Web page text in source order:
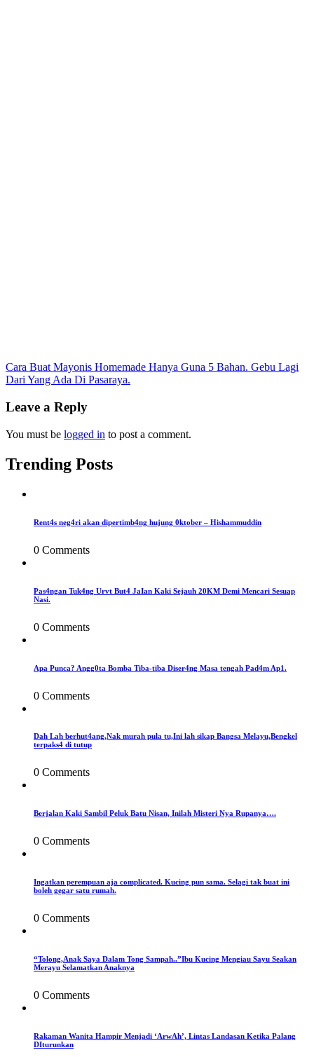
Post
navigation
Cara Buat Mayonis Homemade Hanya Guna 5 Bahan. Gebu Lagi
Dari Yang Ada Di Pasaraya.
Leave a Reply
You must be logged in to post a comment.
Trending Posts
Rent4s neg4ri akan dipertimb4ng hujung 0ktober – Hishammuddin
0 Comments
Pas4ngan Tuk4ng Urvt But4 JaIan Kaki Sejauh 20KM Demi Mencari Sesuap
Nasi.
0 Comments
Apa Punca? Angg0ta Bomba Tiba-tiba Diser4ng Masa tengah Pad4m Ap1.
0 Comments
Dah Lah berhut4ang,Nak murah pula tu,Ini lah sikap Bangsa Melayu,Bengkel
terpaks4 di tutup
0 Comments
Berjalan Kaki Sambil Peluk Batu Nisan, Inilah Misteri Nya Rupanya….
0 Comments
Ingatkan perempuan aja complicated. Kucing pun sama. Selagi tak buat ini
boleh gegar satu rumah.
0 Comments
“Tolong,Anak Saya Dalam Tong Sampah..”Ibu Kucing Mengiau Sayu Seakan
Merayu Selamatkan Anaknya
0 Comments
Rakaman Wanita Hampir Menjadi ‘ArwAh’, Lintas Landasan Ketika Palang
DIturunkan